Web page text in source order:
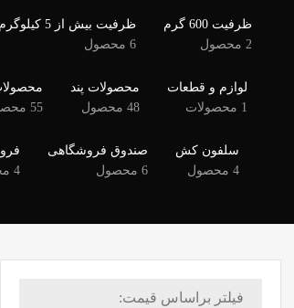
ظرفیت 600 گرم
2 محصول
ظرفیت بیش از 5 کیلوگرم
6 محصول
لوازم و قطعات
1 محصولات
محصولات پند
48 محصول
55 محصول
سلفون کش
4 محصول
صندوق فروشگاهی
6 محصول
4 محصول
فیلتر براساس قیمت: